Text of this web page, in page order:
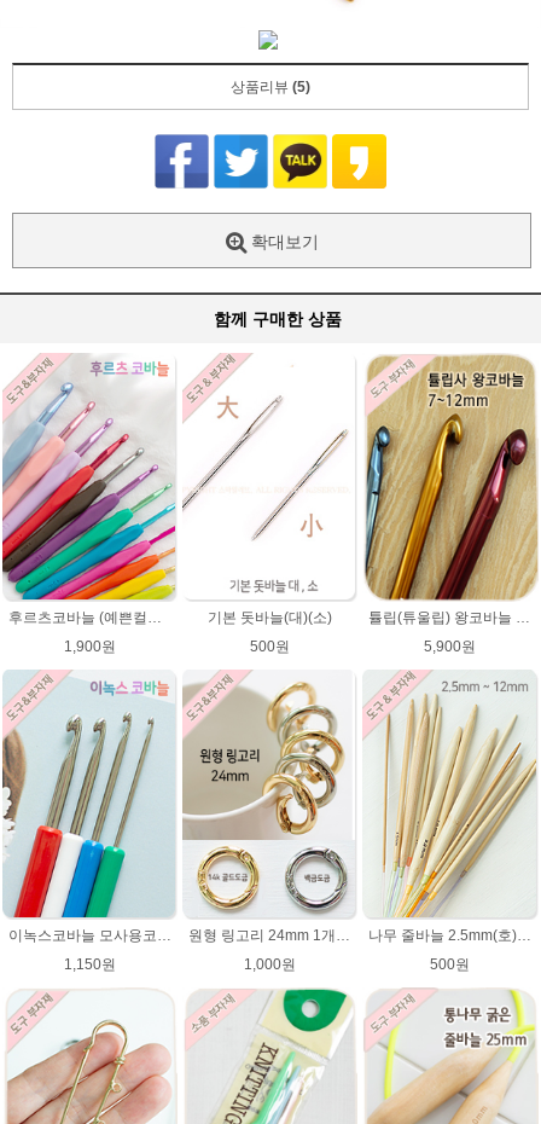
상품리뷰 (5)
확대보기
함께 구매한 상품
후르츠코바늘 (예쁜컬러 12색상)뜨개바늘 알루미늄코바늘
1,900원
기본 돗바늘(대)(소)
500원
튤립(튜울립) 왕코바늘 7mm,8mm,9mm,10mm,12mm/매직소프트/왕 코바늘/일본 코바늘
5,900원
이녹스코바늘 모사용코바늘 뜨개바늘
1,150원
원형 링고리 24mm 1개/가방부자재/원터치링/가방고리/태슬고리/열쇠고리 가방고리 키링 부자재
1,000원
나무 줄바늘 2.5mm(호)~12mm(호) 대바늘 나무바늘 뜨개용품 뜨개도구
500원